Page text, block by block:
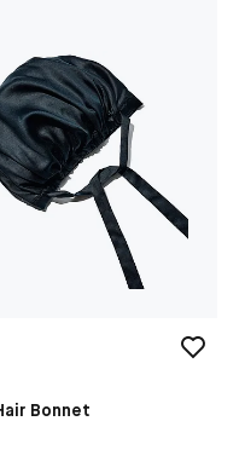
Bonnet